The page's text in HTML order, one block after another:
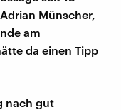
Münscher,
am
da einen Tipp
nach gut